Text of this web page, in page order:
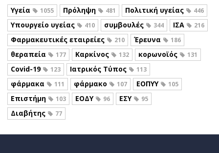
Υγεία 1055 Πρόληψη 481 Πολιτική υγείας 446
Υπουργείο υγείας 410 συμβουλές 344 ΙΣΑ 216
Φαρμακευτικές εταιρείες 210 Έρευνα 186
θεραπεία 177 Καρκίνος 132 κορωνοϊός 131
Covid-19 123 Ιατρικός Τύπος 113
φάρμακα 111 φάρμακο 107 ΕΟΠΥΥ 105
Επιστήμη 103 ΕΟΔΥ 96 ΕΣΥ 95
Διαβήτης 77